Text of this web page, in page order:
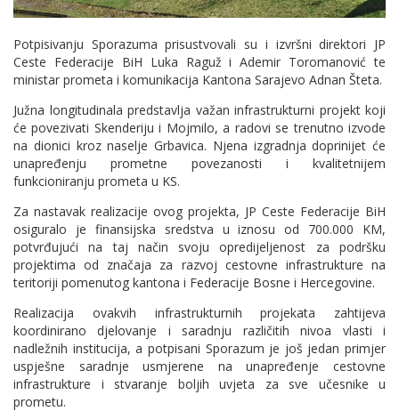
Potpisivanju Sporazuma prisustvovali su i izvršni direktori JP
Ceste Federacije BiH Luka Raguž i Ademir Toromanović te
ministar prometa i komunikacija Kantona Sarajevo Adnan Šteta.
Južna longitudinala predstavlja važan infrastrukturni projekt koji
će povezivati Skenderiju i Mojmilo, a radovi se trenutno izvode
na dionici kroz naselje Grbavica. Njena izgradnja doprinijet će
unapređenju prometne povezanosti i kvalitetnijem
funkcioniranju prometa u KS.
Za nastavak realizacije ovog projekta, JP Ceste Federacije BiH
osiguralo je finansijska sredstva u iznosu od 700.000 KM,
potvrđujući na taj način svoju opredijeljenost za podršku
projektima od značaja za razvoj cestovne infrastrukture na
teritoriji pomenutog kantona i Federacije Bosne i Hercegovine.
Realizacija ovakvih infrastrukturnih projekata zahtijeva
koordinirano djelovanje i saradnju različitih nivoa vlasti i
nadležnih institucija, a potpisani Sporazum je još jedan primjer
uspješne saradnje usmjerene na unapređenje cestovne
infrastrukture i stvaranje boljih uvjeta za sve učesnike u
prometu.